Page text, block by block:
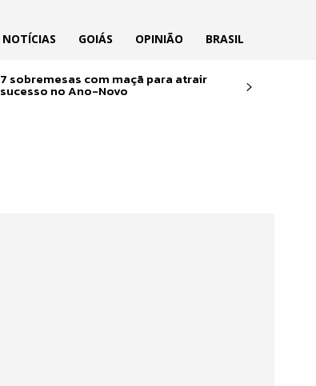
NOTÍCIAS GOIÁS OPINIÃO BRASIL
7 sobremesas com maçã para atrair
sucesso no Ano-Novo